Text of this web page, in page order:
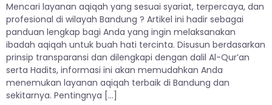
Mencari layanan aqiqah yang sesuai syariat, terpercaya, dan
profesional di wilayah Bandung ? Artikel ini hadir sebagai
panduan lengkap bagi Anda yang ingin melaksanakan
ibadah aqiqah untuk buah hati tercinta. Disusun berdasarkan
prinsip transparansi dan dilengkapi dengan dalil Al-Qur’an
serta Hadits, informasi ini akan memudahkan Anda
menemukan layanan aqiqah terbaik di Bandung dan
sekitarnya. Pentingnya […]